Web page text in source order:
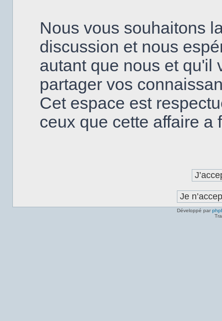
Nous vous souhaitons
discussion et nous
autant que nous et qu'il
partager vos
Cet espace est
ceux que cette affaire a
Développé par